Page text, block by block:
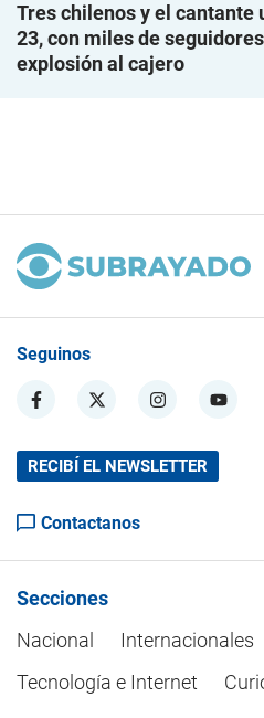
Tres chilenos y el cantante
23, con miles de
explosión al cajero
Seguinos
RECIBÍ EL NEWSLETTER
Contactanos
Secciones
Nacional
Internacionales
Tecnología e Internet